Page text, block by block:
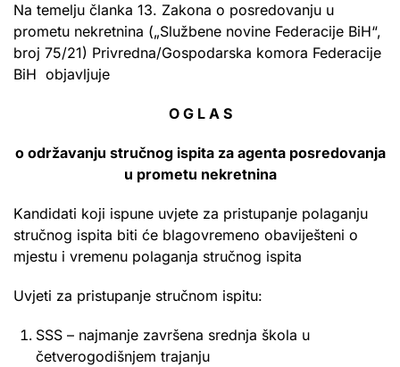
Na temelju članka 13. Zakona o posredovanju u
prometu nekretnina („Službene novine Federacije BiH“,
broj 75/21) Privredna/Gospodarska komora Federacije
BiH objavljuje
O G L A S
o održavanju stručnog ispita za agenta posredovanja
u prometu nekretnina
Kandidati koji ispune uvjete za pristupanje polaganju
stručnog ispita biti će blagovremeno obaviješteni o
mjestu i vremenu polaganja stručnog ispita
Uvjeti za pristupanje stručnom ispitu:
SSS – najmanje završena srednja škola u
četverogodišnjem trajanju